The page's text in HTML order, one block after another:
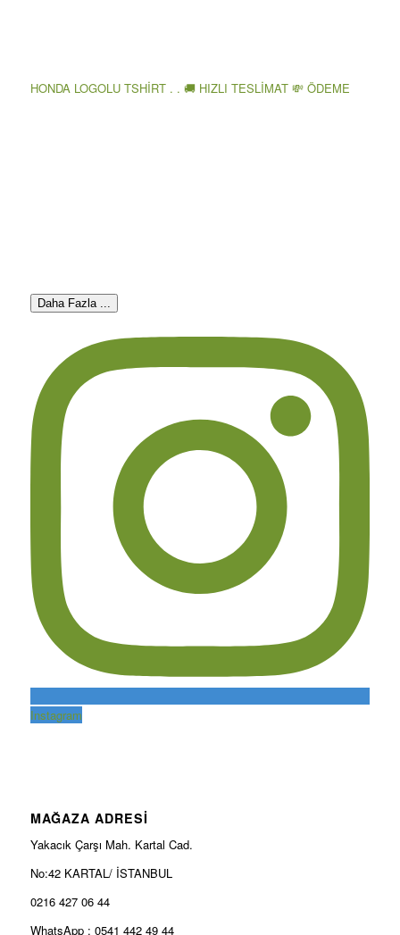
HONDA LOGOLU TSHİRT . . 🚚 HIZLI TESLİMAT 💸 ÖDEME
Daha Fazla ...
Instagram
MAĞAZA ADRESİ
Yakacık Çarşı Mah. Kartal Cad.
No:42 KARTAL/ İSTANBUL
0216 427 06 44
WhatsApp : 0541 442 49 44